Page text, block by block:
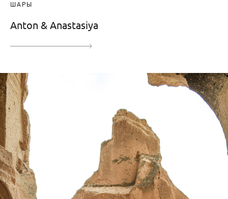
ШАРЫ
Anton & Anastasiya